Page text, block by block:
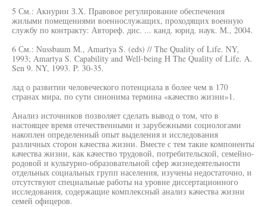
5 См.: Акнурин З.Х. Правовое регулирование обеспечения
жилыми помещениями военнослужащих, проходящих военную
службу по контракту: Автореф. дис. ... канд. юрид. наук. М., 2004.
6 См.: Nussbaum М., Amartya S. (eds) // The Quality of Life. NY,
1993; Amartya S. Capability and Well-being H The Quality of Life. A.
Sen 9. NY, 1993. P. 30-35.
лад о развитии человеческого потенциала в более чем в 170
странах мира, по сути синонима термина «качество жизни»1.
Анализ источников позволяет сделать вывод о том, что в
настоящее время отечественными и зарубежными социологами
накоплен определенный опыт выделения и исследования
различных сторон качества жизни. Вместе с тем такие компоненты
качества жизни, как качество трудовой, потребительской, семейно-
родовой и культурно-образовательной сфер жизнедеятельности
отдельных социальных групп населения, изучены недостаточно, и
отсутствуют специальные работы на уровне диссертационного
исследования, содержащие комплексный анализ качества жизни
семей офицеров.